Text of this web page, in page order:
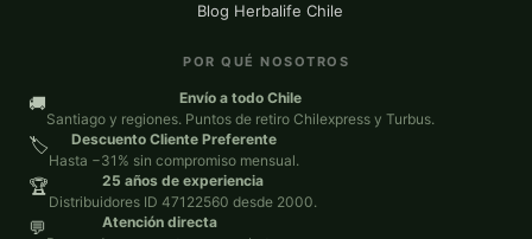
Blog Herbalife Chile
POR QUÉ NOSOTROS
🚚
Envío a todo Chile
Santiago y regiones. Puntos de retiro Chilexpress y Turbus.
🏷️
Descuento Cliente Preferente
Hasta −31% sin compromiso mensual.
🏆
25 años de experiencia
Distribuidores ID 47122560 desde 2000.
💬
Atención directa